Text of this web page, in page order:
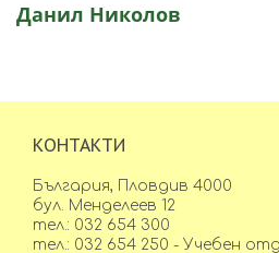
Данил Николов
КОНТАКТИ
България, Пловдив 4000
бул. Менделеев 12
тел.: 032 654 300
тел.: 032 654 250 - Учебен